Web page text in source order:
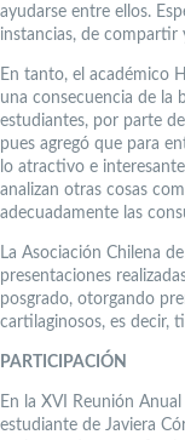
ayudarse entre ellos.
instancias, de compartir
En tanto, el académico
una consecuencia de la
estudiantes, por parte
pues agregó que para
lo atractivo e
analizan otras cosas
adecuadamente las
La Asociación Chilena
presentaciones
posgrado, otorgando
cartilaginosos, es decir,
PARTICIPACIÓN
En la XVI Reunión
estudiante de Javiera